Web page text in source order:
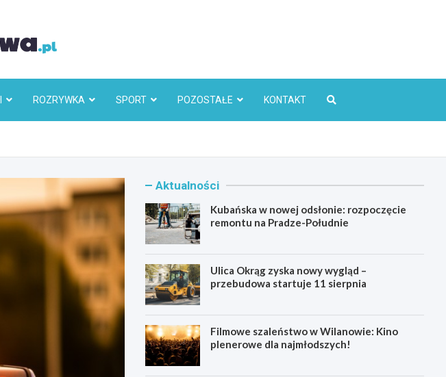
ROZRYWKA SPORT POZOSTAŁE KONTAKT
Aktualności
Kubańska w nowej odsłonie: rozpoczęcie
remontu na Pradze-Południe
Ulica Okrąg zyska nowy wygląd –
przebudowa startuje 11 sierpnia
Filmowe szaleństwo w Wilanowie: Kino
plenerowe dla najmłodszych!